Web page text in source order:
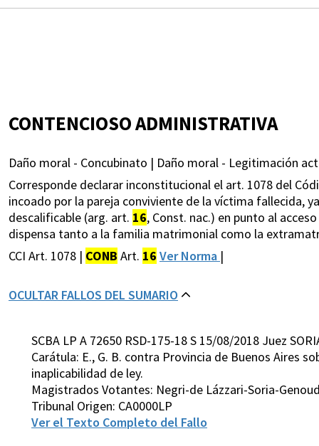
CONTENCIOSO ADMINISTRATIVA
Daño moral - Concubinato | Daño moral - Legitimación
Corresponde declarar inconstitucional el art. 1078 del
incoado por la pareja conviviente de la víctima fallecida,
descalificable (arg. art. 16, Const. nac.) en punto al
dispensa tanto a la familia matrimonial como la
CCI Art. 1078 | CONB Art. 16 Ver Norma |
OCULTAR FALLOS DEL SUMARIO
SCBA LP A 72650 RSD-175-18 S 15/08/2018 Juez
Carátula: E., G. B. contra Provincia de Buenos Aires
inaplicabilidad de ley.
Magistrados Votantes: Negri-de Lázzari-Soria-
Tribunal Origen: CA0000LP
Ver el Texto Completo del Fallo